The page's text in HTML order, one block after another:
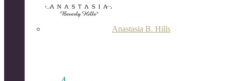
Anastasia B. Hills